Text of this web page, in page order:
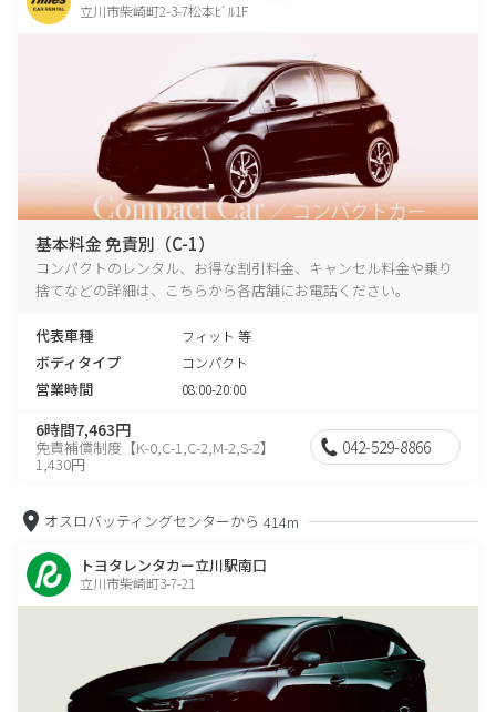
立川市柴崎町2-3-7松本ﾋﾞﾙ1F
基本料金 免責別（C-1）
コンパクトのレンタル、お得な割引料金、キャンセル料金や乗り
捨てなどの詳細は、こちらから各店舗にお電話ください。
代表車種 フィット 等
ボディタイプ コンパクト
営業時間 08:00-20:00
6時間7,463円
免責補償制度【K-0,C-1,C-2,M-2,S-2】
1,430円
042-529-8866
オスロバッティングセンターから 414m
トヨタレンタカー立川駅南口
立川市柴崎町3-7-21